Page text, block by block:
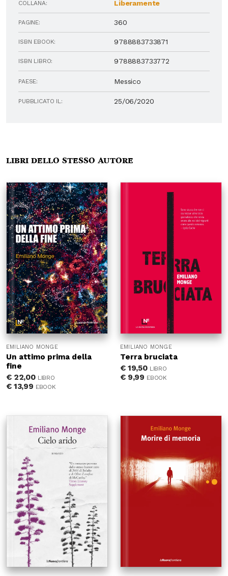
COLLANA: Liberamente
PAGINE: 360
ISBN EBOOK: 9788883733871
ISBN LIBRO: 9788883733772
PAESE: Messico
PUBBLICATO IL: 25/06/2020
Libri dello stesso autore
EMILIANO MONGE
Un attimo prima della
fine
€22,00 LIBRO
€13,99 EBOOK
EMILIANO MONGE
Terra bruciata
€19,50 LIBRO
€9,99 EBOOK